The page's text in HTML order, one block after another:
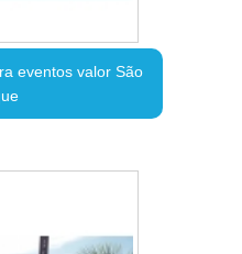
eventos valor São